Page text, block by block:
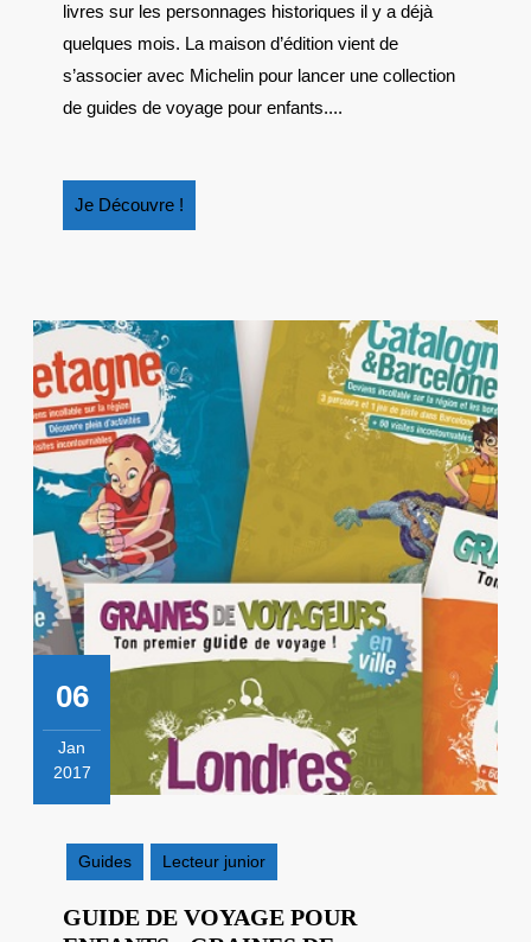
PETITS
EXPLORATEURS
livres sur les personnages historiques il y a déjà
quelques mois. La maison d’édition vient de
s’associer avec Michelin pour lancer une collection
de guides de voyage pour enfants....
Je Découvre !
Découvre
06
Jan
2017
2017
Guides
Lecteur junior
GUIDE DE VOYAGE POUR